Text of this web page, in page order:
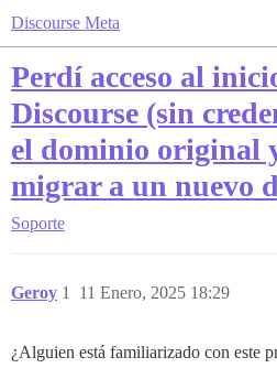
Discourse Meta
Perdí acceso al
Discourse (sin
el dominio original
migrar a un nuevo
Soporte
Geroy 11 Enero, 2025 18:29
1
¿Alguien está familiarizado con este